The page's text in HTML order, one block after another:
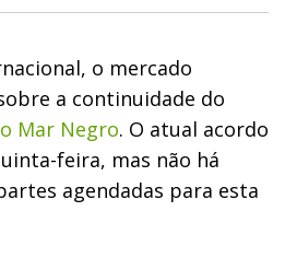
o mercado
a continuidade do
Mar Negro. O atual acordo
feira, mas não há
agendadas para esta